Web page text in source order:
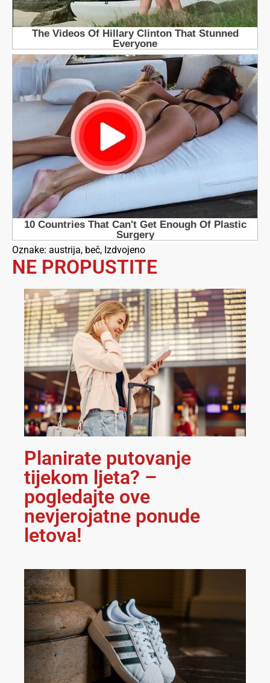
Oznake: austrija, beč, Izdvojeno
NE PROPUSTITE
Planirate putovanje
tijekom ljeta? –
pogledajte ove
nevjerojatne ponude
letova!